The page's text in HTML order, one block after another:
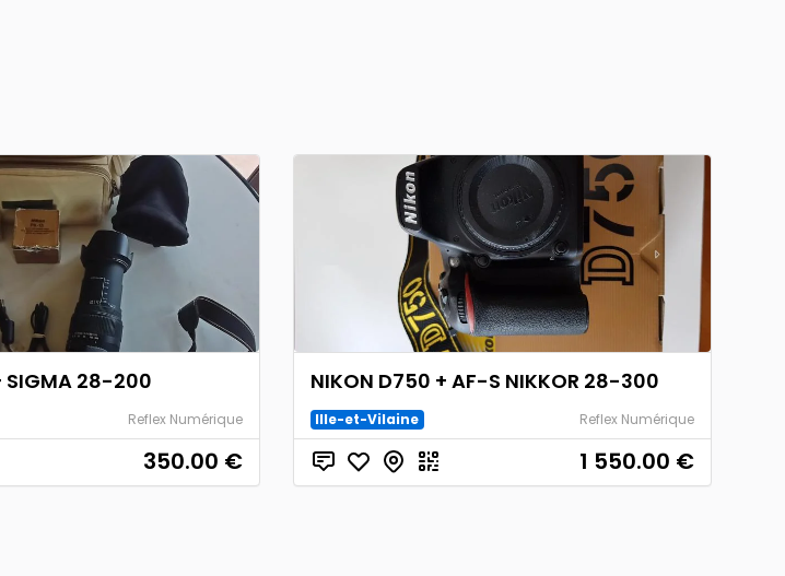
SIGMA 28-200
Reflex Numérique
350.00 €
NIKON D750 + AF-S NIKKOR 28-300
Ille-et-Vilaine Reflex Numérique
1 550.00 €